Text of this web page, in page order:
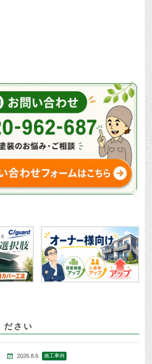
ださい
2026.8.6 施工事例